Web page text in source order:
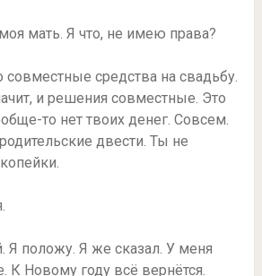
мать. Я что, не имею права?
средства на свадьбу.
и решения совместные. Это
то нет твоих денег. Совсем.
двести. Ты не
Я положу. Я же сказал. У меня
К Новому году всё вернётся.